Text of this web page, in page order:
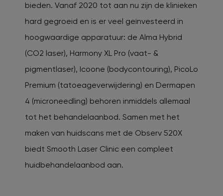
bieden. Vanaf 2020 tot aan nu zijn de klinieken
hard gegroeid en is er veel geïnvesteerd in
hoogwaardige apparatuur: de Alma Hybrid
(CO2 laser), Harmony XL Pro (vaat- &
pigmentlaser), Icoone (bodycontouring), PicoLo
Premium (tatoeageverwijdering) en Dermapen
4 (microneedling) behoren inmiddels allemaal
tot het behandelaanbod. Samen met het
maken van huidscans met de Observ 520X
biedt Smooth Laser Clinic een compleet
huidbehandelaanbod aan.